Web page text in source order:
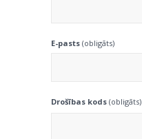
E-pasts (obligāts)
Drošības kods (obligāts)